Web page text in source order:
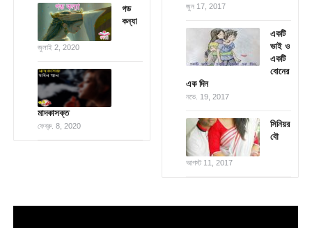
গড
কন্যা
জুলাই 2, 2020
মাদকাসক্ত
ফেব্রু. 8, 2020
জুন 17, 2017
একটি
ভাই ও
একটি
বোনের
এক দিন
নভে. 19, 2017
সিনিয়র
বৌ
আগস্ট 11, 2017